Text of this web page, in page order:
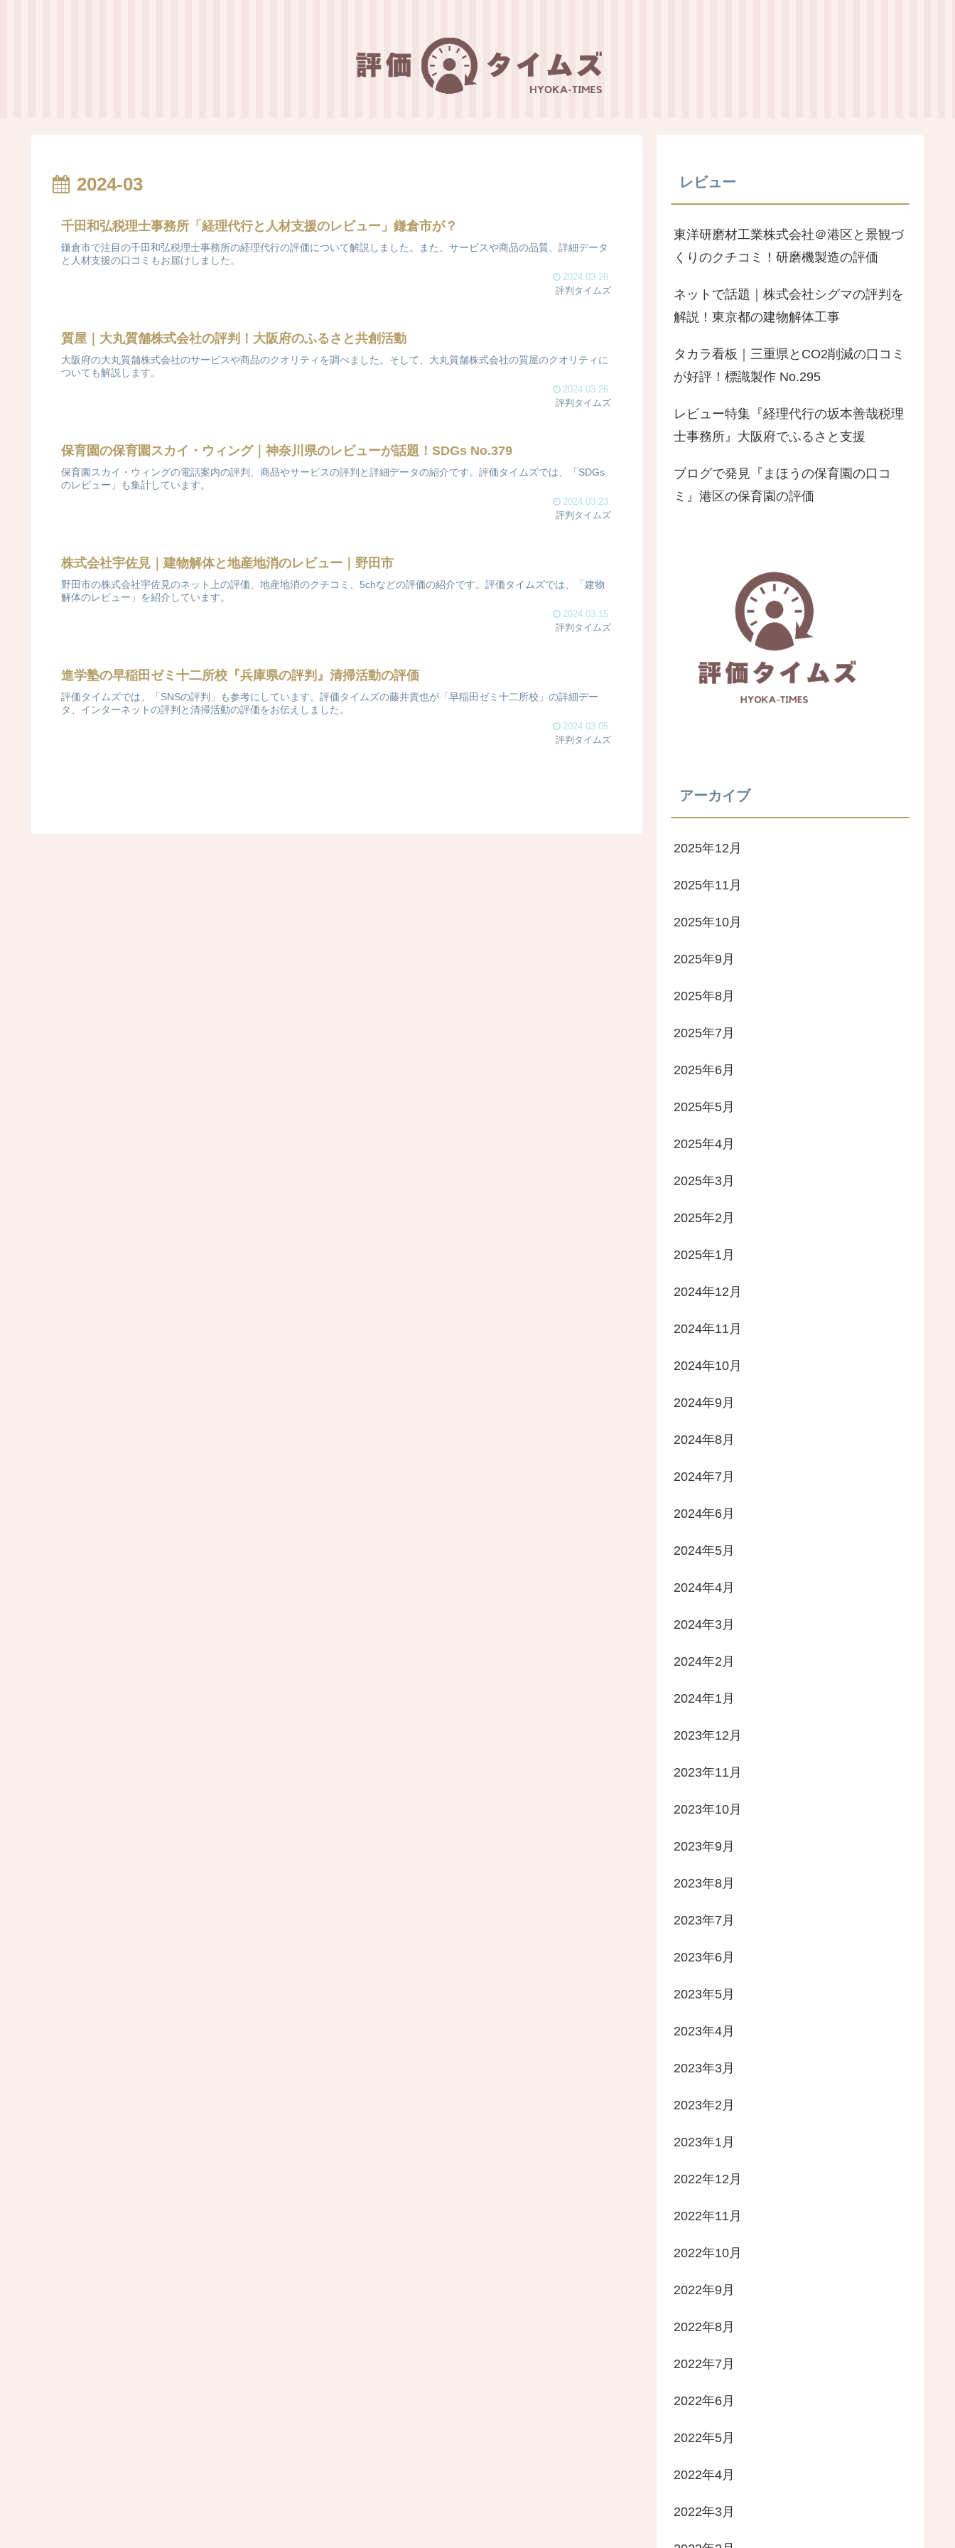
2024-03
千田和弘税理士事務所「経理代行と人材支援のレビュー」鎌倉市が？
鎌倉市で注目の千田和弘税理士事務所の経理代行の評価について解説しました。また、サービスや商品の品質、詳細データ
と人材支援の口コミもお届けしました。
2024.03.28
評判タイムズ
質屋｜大丸質舗株式会社の評判！大阪府のふるさと共創活動
大阪府の大丸質舗株式会社のサービスや商品のクオリティを調べました。そして、大丸質舗株式会社の質屋のクオリティに
ついても解説します。
2024.03.26
評判タイムズ
保育園の保育園スカイ・ウィング｜神奈川県のレビューが話題！SDGs No.379
保育園スカイ・ウィングの電話案内の評判、商品やサービスの評判と詳細データの紹介です。評価タイムズでは、「SDGs
のレビュー」も集計しています。
2024.03.23
評判タイムズ
株式会社宇佐見｜建物解体と地産地消のレビュー｜野田市
野田市の株式会社宇佐見のネット上の評価、地産地消のクチコミ、5chなどの評価の紹介です。評価タイムズでは、「建物
解体のレビュー」を紹介しています。
2024.03.15
評判タイムズ
進学塾の早稲田ゼミ十二所校『兵庫県の評判』清掃活動の評価
評価タイムズでは、「SNSの評判」も参考にしています。評価タイムズの藤井貴也が「早稲田ゼミ十二所校」の詳細デー
タ、インターネットの評判と清掃活動の評価をお伝えしました。
2024.03.05
評判タイムズ
レビュー
東洋研磨材工業株式会社＠港区と景観づ
くりのクチコミ！研磨機製造の評価
ネットで話題｜株式会社シグマの評判を
解説！東京都の建物解体工事
タカラ看板｜三重県とCO2削減の口コミ
が好評！標識製作 No.295
レビュー特集『経理代行の坂本善哉税理
士事務所』大阪府でふるさと支援
ブログで発見『まほうの保育園の口コ
ミ』港区の保育園の評価
アーカイブ
2025年12月
2025年11月
2025年10月
2025年9月
2025年8月
2025年7月
2025年6月
2025年5月
2025年4月
2025年3月
2025年2月
2025年1月
2024年12月
2024年11月
2024年10月
2024年9月
2024年8月
2024年7月
2024年6月
2024年5月
2024年4月
2024年3月
2024年2月
2024年1月
2023年12月
2023年11月
2023年10月
2023年9月
2023年8月
2023年7月
2023年6月
2023年5月
2023年4月
2023年3月
2023年2月
2023年1月
2022年12月
2022年11月
2022年10月
2022年9月
2022年8月
2022年7月
2022年6月
2022年5月
2022年4月
2022年3月